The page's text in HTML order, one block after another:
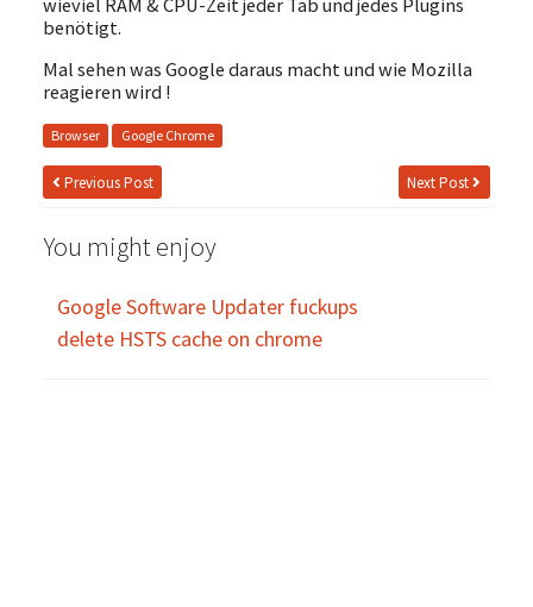
benötigt.
Mal sehen was Google daraus macht und wie Mozilla
reagieren wird !
Browser Google Chrome
Previous Post Next Post
You might enjoy
Google Software Updater fuckups
delete HSTS cache on chrome